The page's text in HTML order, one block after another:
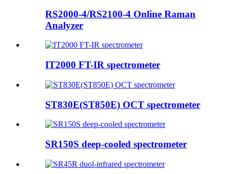
RS2000-4/RS2100-4 Online Raman
Analyzer
IT2000 FT-IR spectrometer
ST830E(ST850E) OCT spectrometer
SR150S deep-cooled spectrometer